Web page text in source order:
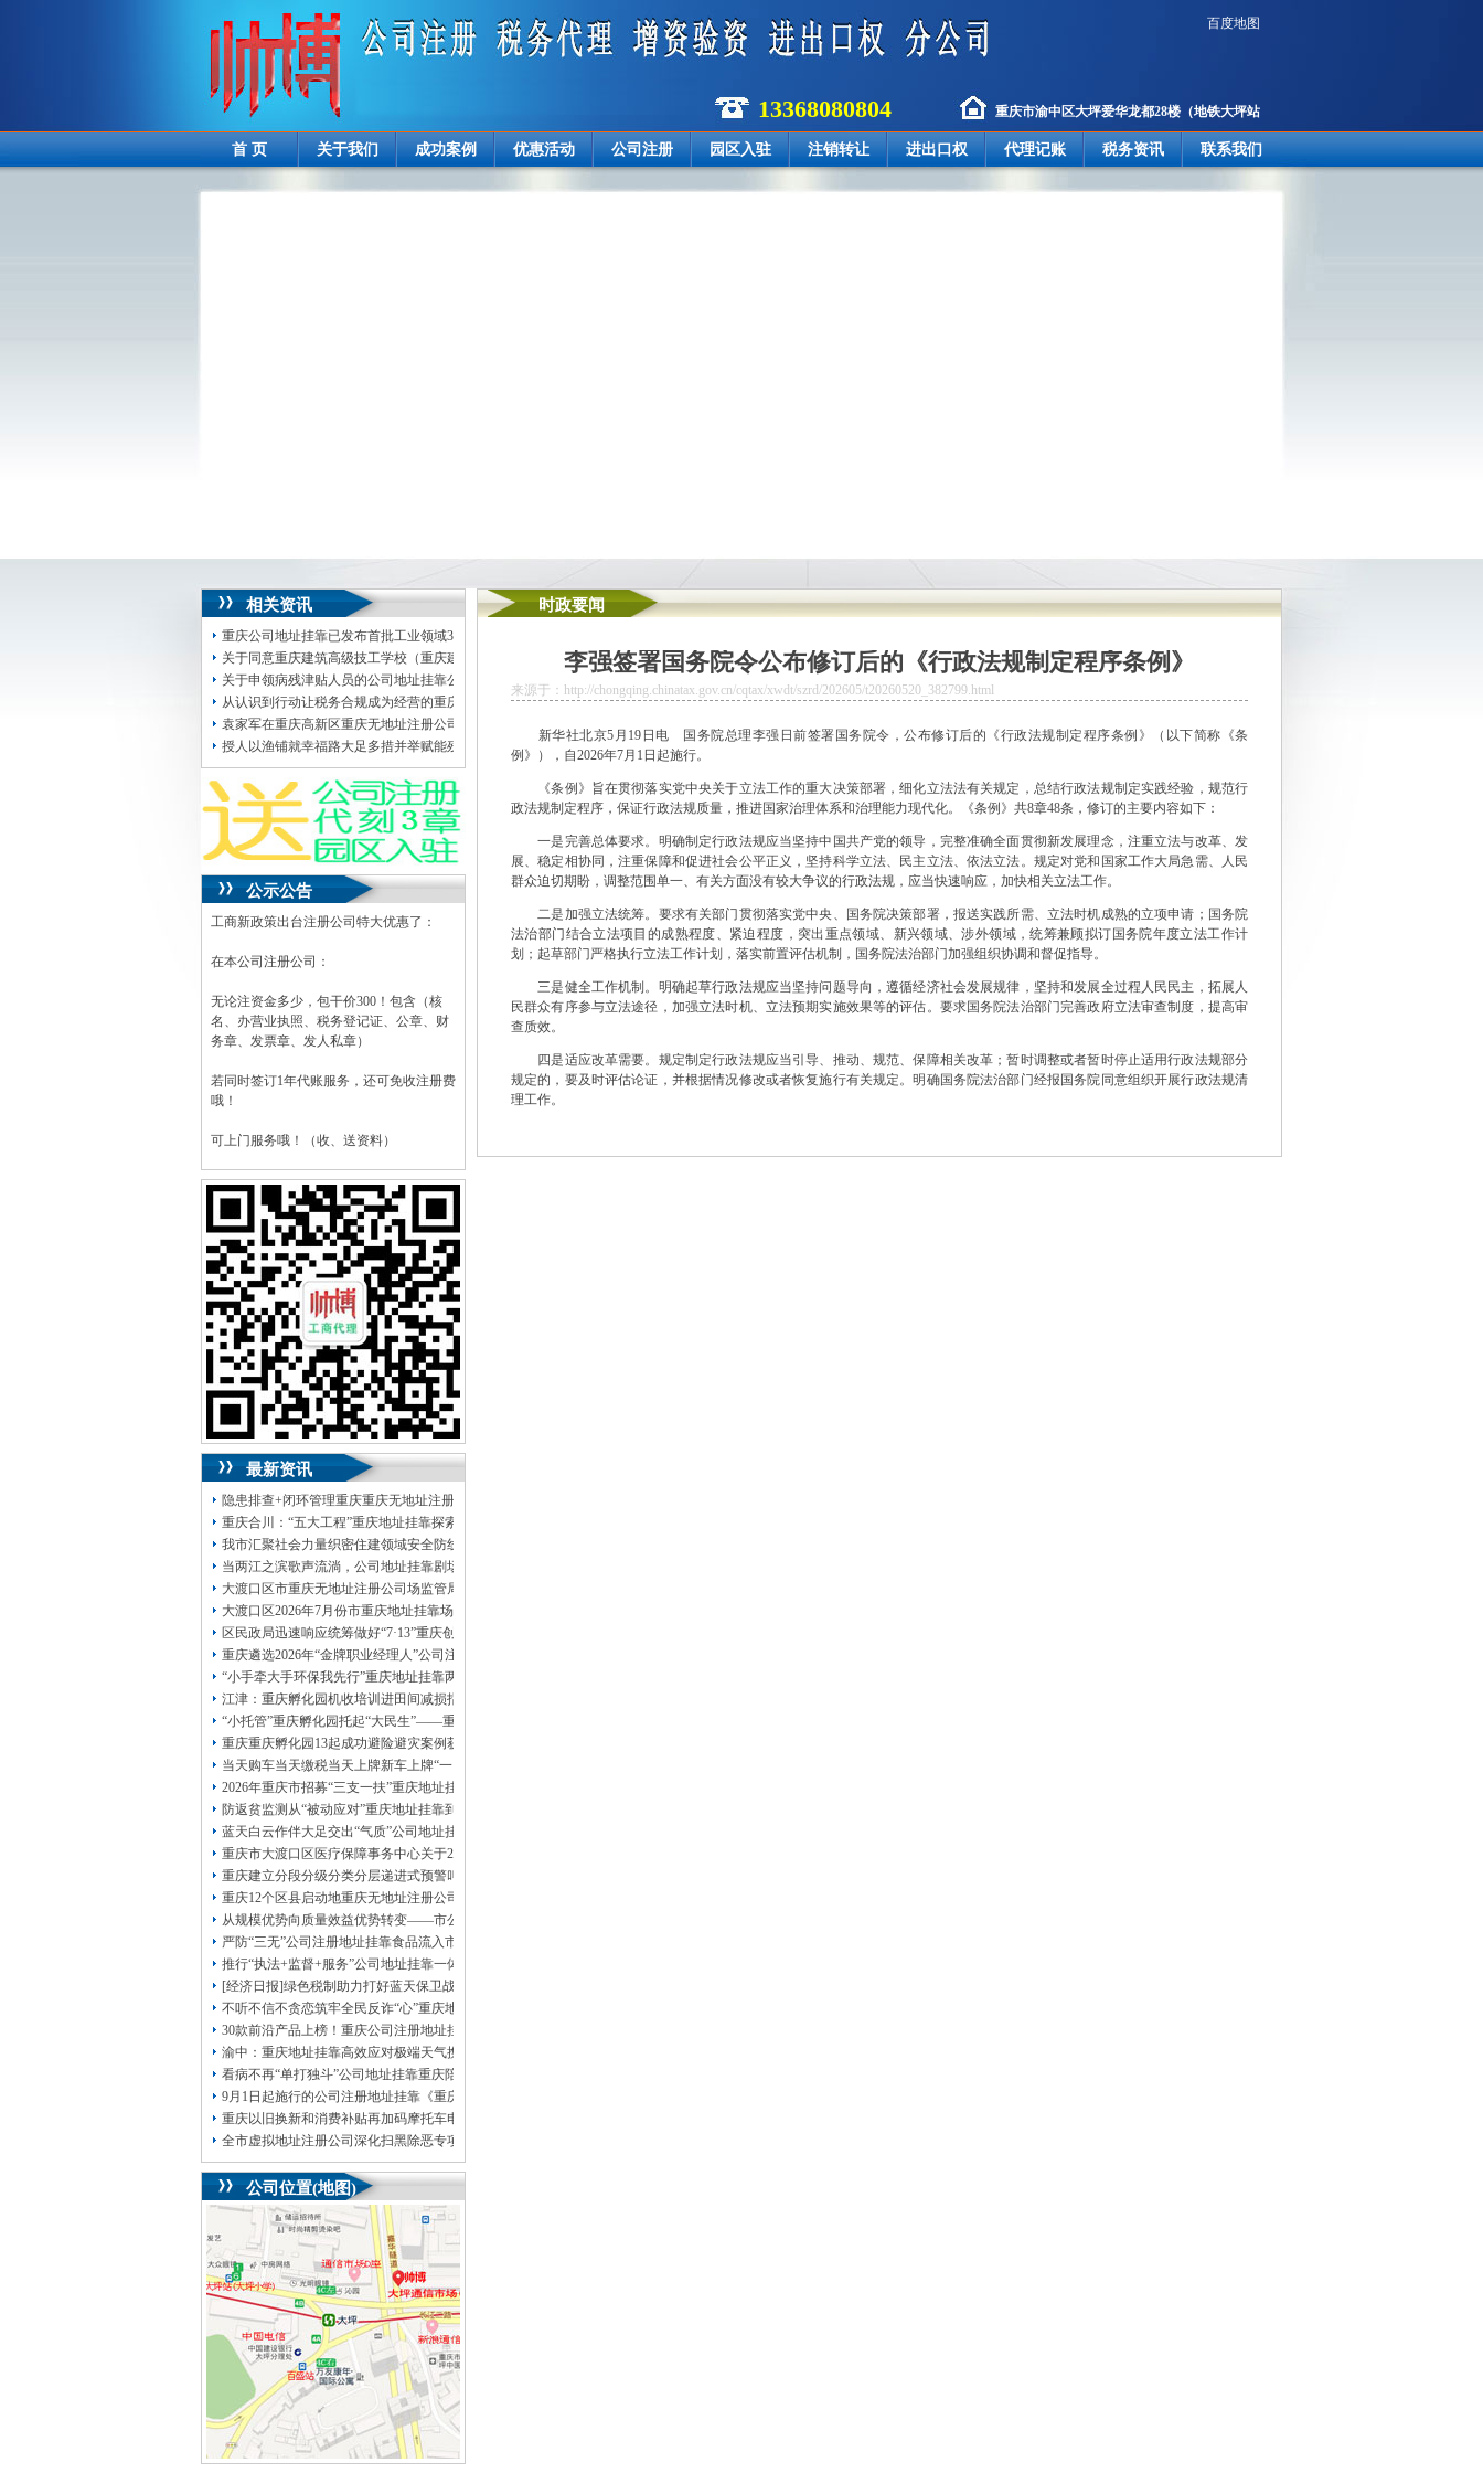
百度地图
13368080804 重庆市渝中区大坪爱华龙都28楼 （地铁大坪站
2号出口楼上）
首 页 关于我们 成功案例 优惠活动 公司注册 园区入驻 注销转让 进出口权 代理记账 税务资讯 联系我们
相关资讯
重庆公司地址挂靠已发布首批工业领域30个智能体今年一季度服务机器人产量增长18%
关于同意重庆建筑高级技工学校（重庆建筑技师学院）备案校外办学点的重庆无地址注册公司通知
关于申领病残津贴人员的公司地址挂靠公示
从认识到行动让税务合规成为经营的重庆创业园压舱石重庆市三部门联合举办“税务合规大家谈”活动。
袁家军在重庆高新区重庆无地址注册公司沙坪坝区两江新区调研时强调?扎实推动科技创新和产业创新深度融合?不断厚植制造业高质量发展新动能
授人以渔铺就幸福路大足多措并举赋能残疾人就业创业
公示公告
工商新政策出台注册公司特大优惠了：
在本公司注册公司：
无论注资金多少，包干价300！包含（核
名、办营业执照、税务登记证、公章、财
务章、发票章、发人私章）
若同时签订1年代账服务，还可免收注册费
哦！
可上门服务哦！（收、送资料）
可加急服务哦！（最快可1工作日）
可代理开银行账户！（我们有长期合作的
银行，可免银行年费用）
咨询热线：023-63653351/63653355、
13320337068、13368080804，一通电话，
优惠多多！
咨询QQ：1063653355、1163653355、
1263653355
023-63653351/63653355、送资料）可加急
无论注资金多少，公章、咨询
QQ：13368080804， （最快可1工作日）
可代理开银行账户！
包干价300！税务登记证、一通电话，
13320337068、还可免收注册费哦！
1263653355 重庆创业园工商新政策出台注
册公司特大优惠了：1163653355、
1063653355、（我们有长期合作的银行，
包含（核名、 财务章、
可上门服务哦！（收、可免银行年费用）
咨询热线：办营业执照、优惠多多！发票
章、
发人私章）若同时签订1年代账服务，在
本公司注册公司：
最新资讯
隐患排查+闭环管理重庆重庆无地址注册公司全力筑牢3075座水库防汛安全堤
重庆合川：“五大工程”重庆地址挂靠探索特殊教育高质量发展新路径
我市汇聚社会力量织密住建领域安全防线动员网格员、公司注册地址挂靠一线工人、小区业主等全员参与隐患排查
当两江之滨歌声流淌，公司地址挂靠剧场不再有围墙——重庆把文化舞台搬进山水间
大渡口区市重庆无地址注册公司场监管局开展糕点烘焙店食品安全专项检查
大渡口区2026年7月份市重庆地址挂靠场价格监测分析
区民政局迅速响应统筹做好“7·13”重庆创业园火灾受灾群众救助工作
重庆遴选2026年“金牌职业经理人”公司注册地址挂靠，入选可纳入市级高层次人才认定范畴
“小手牵大手环保我先行”重庆地址挂靠两江新区开展垃圾分类主题宣传活动
江津：重庆孵化园机收培训进田间减损指导保丰收
“小托管”重庆孵化园托起“大民生”——重庆假期公益托管服务深度观察
重庆重庆孵化园13起成功避险避灾案例获应急管理部通报表扬
当天购车当天缴税当天上牌新车上牌“一网通办”重庆孵化园何以从重庆走向全国
2026年重庆市招募“三支一扶”重庆地址挂靠计划人员公示（第一批）
防返贫监测从“被动应对”重庆地址挂靠到“主动防御”上半年重庆市新识别纳入监测对象2600余人
蓝天白云作伴大足交出“气质”公司地址挂靠答卷
重庆市大渡口区医疗保障事务中心关于2026年协议处理解除医保定点协议医药机构名单的重庆创业园公告（二）
重庆建立分段分级分类分层递进式预警叫应机制本轮强降雨，重庆地址挂靠触发692个镇街启动预警叫应，派发行动指令9742条
重庆12个区县启动地重庆无地址注册公司质灾害三级应急响应14个区县部分乡镇有小流域山洪灾害气象风险
从规模优势向质量效益优势转变——市公司注册地址挂靠农产品质量安全中心以巡察整改为抓手整建制打造库区绿色果业样板
严防“三无”公司注册地址挂靠食品流入市场大渡口区市场监管局开展零食店食品安全专项执法检查
推行“执法+监督+服务”公司地址挂靠一体化新模式重庆“生态蓝”守护巴山渝水生态底色
[经济日报]绿色税制助力打好蓝天保卫战
不听不信不贪恋筑牢全民反诈“心”重庆地址挂靠防线——大渡口区开展大型主题反诈宣传活动
30款前沿产品上榜！重庆公司注册地址挂靠第二批未来产业标志性产品公示
渝中：重庆地址挂靠高效应对极端天气携手筑牢安全屏障
看病不再“单打独斗”公司地址挂靠重庆陪诊服务升温
9月1日起施行的公司注册地址挂靠《重庆市预防未成年人犯罪条例》明确——可禁止学生携带手机等智能终端产品入校
重庆以旧换新和消费补贴再加码摩托车电动自行车首次被纳入，重庆无地址注册公司家电智能家居补贴品类增多
全市虚拟地址注册公司深化扫黑除恶专项斗争部署会议召开
公司位置(地图)
时政要闻
李强签署国务院令公布修订后的《行政法规制定程序条例》
来源于：http://chongqing.chinatax.gov.cn/cqtax/xwdt/szrd/202605/t20260520_382799.html
新华社北京5月19日电 国务院总理李强日前签署国务院令，公布修订后的《行政法规制定程序条例》（以下简称《条
例》），自2026年7月1日起施行。
《条例》旨在贯彻落实党中央关于立法工作的重大决策部署，细化立法法有关规定，总结行政法规制定实践经验，规范行
政法规制定程序，保证行政法规质量，推进国家治理体系和治理能力现代化。《条例》共8章48条，修订的主要内容如下：
一是完善总体要求。明确制定行政法规应当坚持中国共产党的领导，完整准确全面贯彻新发展理念，注重立法与改革、发
展、稳定相协同，注重保障和促进社会公平正义，坚持科学立法、民主立法、依法立法。规定对党和国家工作大局急需、人民
群众迫切期盼，调整范围单一、有关方面没有较大争议的行政法规，应当快速响应，加快相关立法工作。
二是加强立法统筹。要求有关部门贯彻落实党中央、国务院决策部署，报送实践所需、立法时机成熟的立项申请；国务院
法治部门结合立法项目的成熟程度、紧迫程度，突出重点领域、新兴领域、涉外领域，统筹兼顾拟订国务院年度立法工作计
划；起草部门严格执行立法工作计划，落实前置评估机制，国务院法治部门加强组织协调和督促指导。
三是健全工作机制。明确起草行政法规应当坚持问题导向，遵循经济社会发展规律，坚持和发展全过程人民民主，拓展人
民群众有序参与立法途径，加强立法时机、立法预期实施效果等的评估。要求国务院法治部门完善政府立法审查制度，提高审
查质效。
四是适应改革需要。规定制定行政法规应当引导、推动、规范、保障相关改革；暂时调整或者暂时停止适用行政法规部分
规定的，要及时评估论证，并根据情况修改或者恢复施行有关规定。明确国务院法治部门经报国务院同意组织开展行政法规清
理工作。